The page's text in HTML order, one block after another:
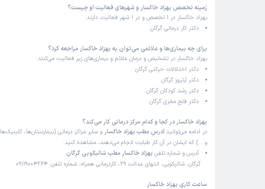
این پزشک را پیشنهاد میکنم
زمان انتظار:
0-15 دقیقه
خوش برخورد و مسلط به کار
زمینه تخصص بهزاد خاکسار و شهرهای فعالیت او چیست؟
بهزاد خاکسار در 1 تخصص و در 1 شهر فعالیت دارند:
دکتر کار درمانی گرگان
برای چه بیماری‌ها و علائمی می‌توان به بهزاد خاکسار مراجعه کرد؟
بهزاد خاکسار در تشخیص و درمان علائم و بیماری‌های زیر فعالیت می‌کنند:
دکتر اختلالات حرکتی گرگان
دکتر آرتروز گرگان
دکتر رشد کودکان گرگان
دکتر فلج مغزی گرگان
بهزاد خاکسار در کجا و کدام مرکز درمانی کار می‌کند؟
در ادامه می‌توانید آدرس مطب بهزاد خاکسار و سایر مراکز درمانی (بیمارستان‌ها، کلینیک‌ها
و …) که ایشان در آن کار طبابت انجام می‌دهند، مشاهده کنید:
آدرس و شماره تلفن بهزاد خاکسار مطب شالیکوبی گرگان
گرگان، شالیکوبی، انتهای عدالت 29، کاردرمانی همراه، شماره تلفن: 09119004264
ساعت کاری بهزاد خاکسار